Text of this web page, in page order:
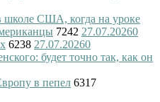
школе США, когда на уроке
7242 27.07.20260
6238 27.07.20260
будет точно так, как он
в пепел 6317